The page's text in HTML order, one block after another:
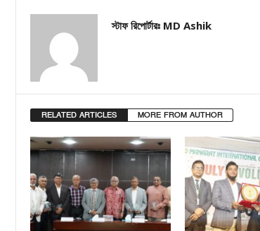
স্টাফ রিপোর্টারঃ MD Ashik
RELATED ARTICLES MORE FROM AUTHOR